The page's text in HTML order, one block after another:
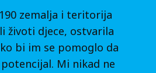
zemalja i teritorija
životi djece, ostvarila
bi im se pomoglo da
Mi nikad ne